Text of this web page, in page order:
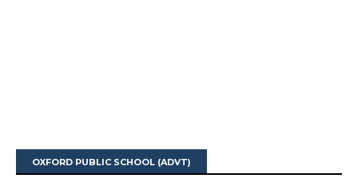
OXFORD PUBLIC SCHOOL (ADVT)